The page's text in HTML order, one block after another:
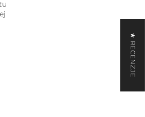
★ RECENZJE